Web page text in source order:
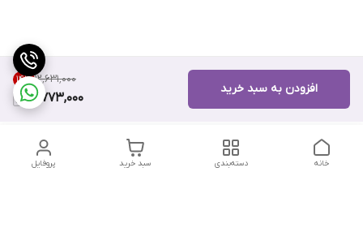
۱۲٬۶۳۱٬۰۰۰ 14%
10,773,000
افزودن به سبد خرید
پروفایل سبد خرید دسته‌بندی خانه